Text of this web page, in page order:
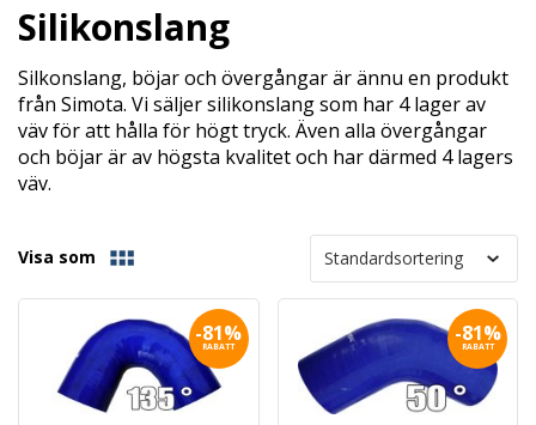
Silikonslang
Silkonslang, böjar och övergångar är ännu en produkt
från Simota. Vi säljer silikonslang som har 4 lager av
väv för att hålla för högt tryck. Även alla övergångar
och böjar är av högsta kvalitet och har därmed 4 lagers
väv.
Visa som
-81%
RABATT
-81%
RABATT